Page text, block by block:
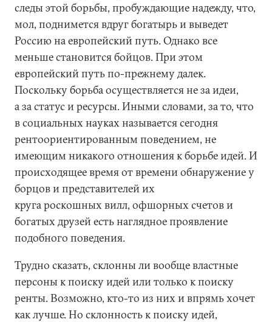
следы этой борьбы, пробуждающие надежду, что,
мол, поднимется вдруг богатырь и выведет
Россию на европейский путь. Однако все
меньше становится бойцов. При этом
европейский путь по-прежнему далек.
Поскольку борьба осуществляется не за идеи,
а за статус и ресурсы. Иными словами, за то, что
в социальных науках называется сегодня
рентоориентированным поведением, не
имеющим никакого отношения к борьбе идей. И
происходящее время от времени обнаружение у
борцов и представителей их
круга роскошных вилл, офшорных счетов и
богатых друзей есть наглядное проявление
подобного поведения.
Трудно сказать, склонны ли вообще властные
персоны к поиску идей или только к поиску
ренты. Возможно, кто-то из них и впрямь хочет
как лучше. Но склонность к поиску идей,